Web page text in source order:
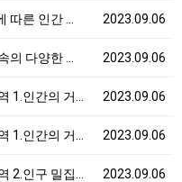
2023.09.06
따른 인간 …
2023.09.06
의 다양한 …
2023.09.06
1.인간의 거…
2023.09.06
1.인간의 거…
2023.09.06
2.인구 밀집…